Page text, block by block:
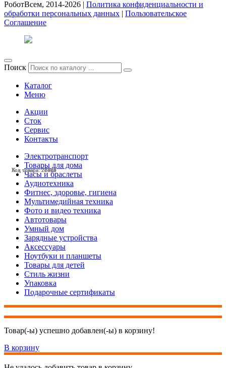
Код товара: 28527
Код товара: 28386
Код товара: 28164
Код товара: 27461
Код товара: 27460
Код товара: 28528
Код товара: 28490
Код товара: 28483
Код товара: 28473
Код товара: 28470
Код товара: 28404
Код товара: 28384
РоботВсем, 2014-2026 | Политика конфиденциальности и
обработки персональных данных | Пользовательское
Соглашение
Поиск
Каталог
Меню
Акции
Сток
Сервис
Контакты
Электротранспорт
Товары для дома
Часы и браслеты
Аудиотехника
Фитнес, здоровье, гигиена
Мультимедийная техника
Фото и видео техника
Автотовары
Умный дом
Зарядные устройства
Аксессуары
Ноутбуки и планшеты
Товары для детей
Стиль жизни
Упаковка
Подарочные сертификаты
Товар(-ы) успешно добавлен(-ы) в корзину!
В корзину